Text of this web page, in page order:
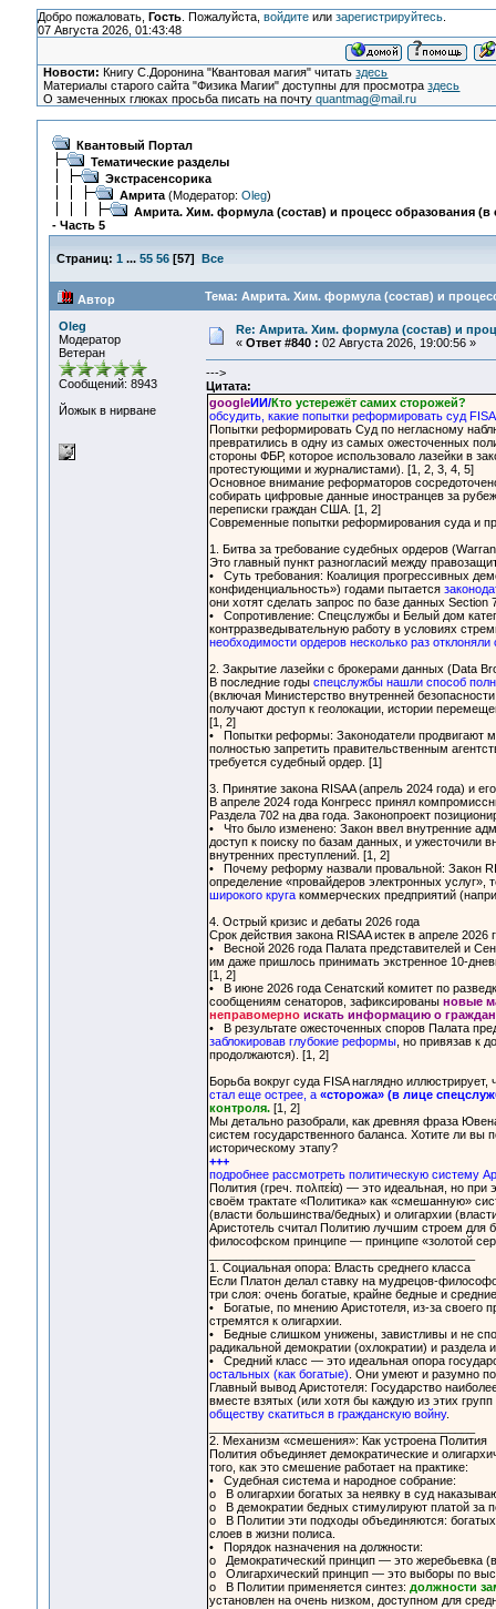
Добро пожаловать, Гость. Пожалуйста, войдитеили зарегистрируйтесь.
07 Августа 2026, 01:43:48
Новости: Книгу С.Доронина "Квантовая магия" читатьздесь
Материалы старого сайта "Физика Магии" доступны для просмотраздесь
О замеченных глюках просьба писать на почтуquantmag@mail.ru
Квантовый Портал
Тематические разделы
Экстрасенсорика
Амрита(Модератор: Oleg)
Амрита. Хим. формула (состав) и процесс образования (в
- Часть 5
Страниц: 1 ... 55 56[57] Все
Автор Тема: Амрита. Хим. формула (состав) и
Oleg
Модератор
Ветеран
Сообщений: 8943
Йожык в нирване
Re: Амрита. Хим. формула (состав) и
« Ответ #840 : 02 Августа 2026, 19:00:56 »
--->
Цитата:
googleИИ/Кто устережёт самих сторожей?
обсудить, какие попытки реформировать суд
Попытки реформировать Суд по негласному
превратились в одну из самых ожесточенных
стороны ФБР, которое использовало лазейки в
протестующими и журналистами). [1, 2, 3, 4, 5]
Основное внимание реформаторов
собирать цифровые данные иностранцев за
переписки граждан США. [1, 2]
Современные попытки реформирования суда и
1. Битва за требование судебных ордеров
Это главный пункт разногласий между
• Суть требования: Коалиция прогрессивных
конфиденциальность») годами пытается
они хотят сделать запрос по базе данных
• Сопротивление: Спецслужбы и Белый дом
контрразведывательную работу в условиях
необходимости ордеров несколько раз
2. Закрытие лазейки с брокерами данных (Data
В последние годы спецслужбы нашли способ
(включая Министерство внутренней
получают доступ к геолокации, истории
[1, 2]
• Попытки реформы: Законодатели продвигают
полностью запретить правительственным
требуется судебный ордер. [1]
3. Принятие закона RISAA (апрель 2024 года) и
В апреле 2024 года Конгресс принял
Раздела 702 на два года. Законопроект
• Что было изменено: Закон ввел внутренние
доступ к поиску по базам данных, и ужесточили
внутренних преступлений. [1, 2]
• Почему реформу назвали провальной: Закон
определение «провайдеров электронных услуг»,
широкого кругакоммерческих предприятий
4. Острый кризис и дебаты 2026 года
Срок действия закона RISAA истек в апреле
• Весной 2026 года Палата представителей и
им даже пришлось принимать экстренное 10-
[1, 2]
• В июне 2026 года Сенатский комитет по
сообщениям сенаторов, зафиксированы новые
неправомерноискать информацию о
• В результате ожесточенных споров Палата
заблокировав глубокие реформы, но привязав к
продолжаются). [1, 2]
Борьба вокруг суда FISA наглядно иллюстрирует,
стал еще острее, а «сторожа» (в лице
контроля.[1, 2]
Мы детально разобрали, как древняя фраза
систем государственного баланса. Хотите ли вы
историческому этапу?
+++
подробнее рассмотреть политическую систему
Полития (греч. πολιτεία) — это идеальная, но
своём трактате «Политика» как «смешанную»
(власти большинства/бедных) и олигархии
Аристотель считал Политию лучшим строем для
философском принципе — принципе «золотой
1. Социальная опора: Власть среднего класса
Если Платон делал ставку на мудрецов-
три слоя: очень богатые, крайне бедные и
• Богатые, по мнению Аристотеля, из-за своего
стремятся к олигархии.
• Бедные слишком унижены, завистливы и не
радикальной демократии (охлократии) и раздела
• Средний класс — это идеальная опора
остальных (как богатые) . Они умеют и разумно
Главный вывод Аристотеля: Государство
вместе взятых (или хотя бы каждую из этих
обществу скатиться в гражданскую войну.
2. Механизм «смешения»: Как устроена Полития
Полития объединяет демократические и
того, как это смешение работает на практике:
• Судебная система и народное собрание:
o В олигархии богатых за неявку в суд
o В демократии бедных стимулируют платой за
o В Политии эти подходы объединяются:
слоев в жизни полиса.
• Порядок назначения на должности:
o Демократический принцип — это жеребьевка
o Олигархический принцип — это выборы по
o В Политии применяется синтез: должности
установлен на очень низком, доступном для